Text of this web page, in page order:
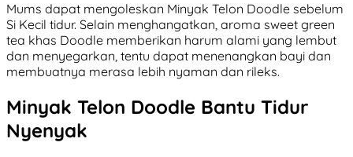
Mums dapat mengoleskan Minyak Telon Doodle sebelum
Si Kecil tidur. Selain menghangatkan, aroma sweet green
tea khas Doodle memberikan harum alami yang lembut
dan menyegarkan, tentu dapat menenangkan bayi dan
membuatnya merasa lebih nyaman dan rileks.
Minyak Telon Doodle Bantu Tidur
Nyenyak